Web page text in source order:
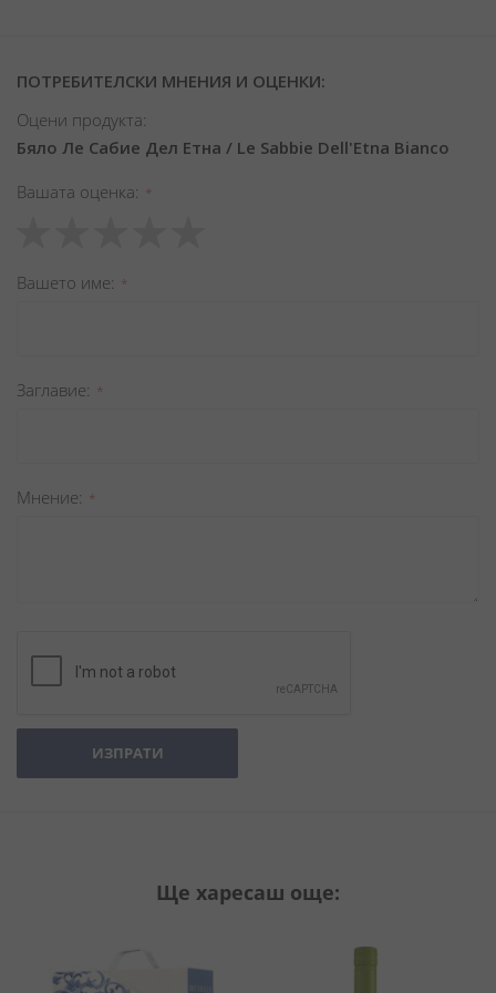
ПОТРЕБИТЕЛСКИ МНЕНИЯ И ОЦЕНКИ:
Оцени продукта:
Бяло Ле Сабие Дел Етна / Le Sabbie Dell'Etna Bianco
Вашата оценка
star
stars
stars
stars
stars
Вашето име
Заглавиe
Мнение
ИЗПРАТИ
Ще харесаш още: